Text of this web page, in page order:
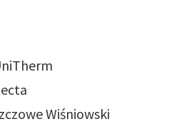
Wiśniowski